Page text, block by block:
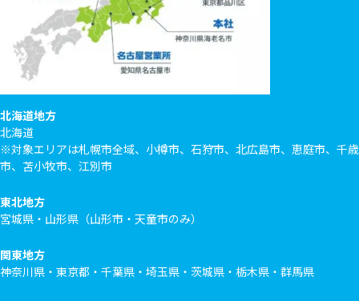
北海道地方
北海道
※対象エリアは札幌市全域、小樽市、石狩市、北広島市、恵庭市、千歳
市、苫小牧市、江別市
東北地方
宮城県・山形県（山形市・天童市のみ）
関東地方
神奈川県・東京都・千葉県・埼玉県・茨城県・栃木県・群馬県